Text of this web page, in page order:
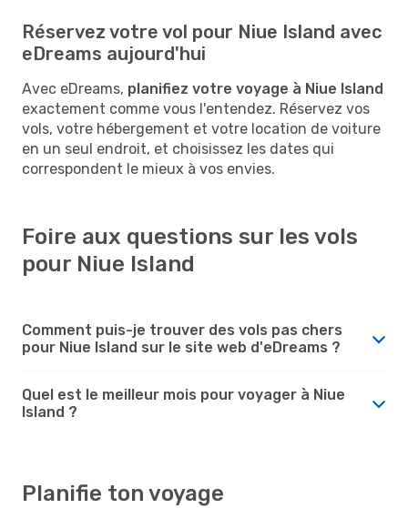
Réservez votre vol pour Niue Island avec
eDreams aujourd'hui
Avec eDreams, planifiez votre voyage à Niue Island
exactement comme vous l'entendez. Réservez vos
vols, votre hébergement et votre location de voiture
en un seul endroit, et choisissez les dates qui
correspondent le mieux à vos envies.
Foire aux questions sur les vols
pour Niue Island
Comment puis-je trouver des vols pas chers
pour Niue Island sur le site web d'eDreams ?
Quel est le meilleur mois pour voyager à Niue
Island ?
Planifie ton voyage